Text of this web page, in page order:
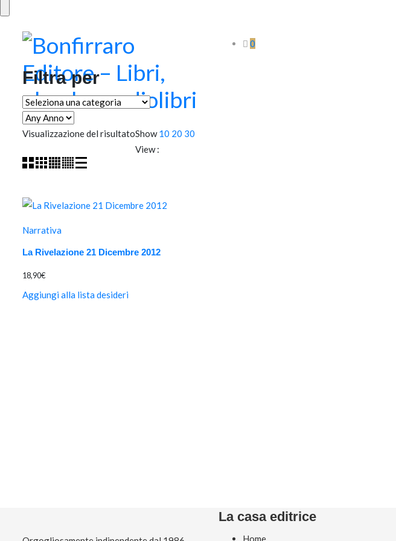
0
Filtra per
Visualizzazione del risultatoShow 10 20 30
View :
Narrativa
La Rivelazione 21 Dicembre 2012
18,90€
Aggiungi alla lista desideri
La casa editrice
Home